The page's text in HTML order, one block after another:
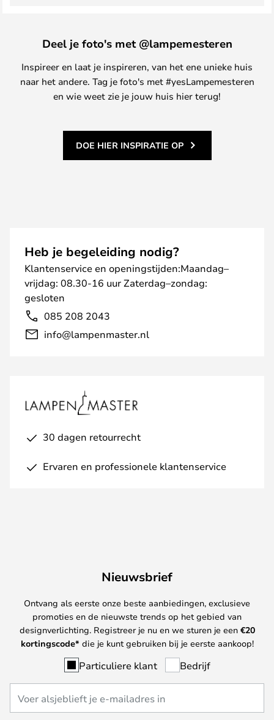
Deel je foto's met @lampemesteren
Inspireer en laat je inspireren, van het ene unieke huis
naar het andere. Tag je foto's met #yesLampemesteren
en wie weet zie je jouw huis hier terug!
DOE HIER INSPIRATIE OP
Heb je begeleiding nodig?
Klantenservice en openingstijden:Maandag–
vrijdag: 08.30-16 uur Zaterdag–zondag:
gesloten
085 208 2043
info@lampenmaster.nl
30 dagen retourrecht
Ervaren en professionele klantenservice
Nieuwsbrief
Ontvang als eerste onze beste aanbiedingen, exclusieve
promoties en de nieuwste trends op het gebied van
designverlichting. Registreer je nu en we sturen je een €20
kortingscode* die je kunt gebruiken bij je eerste aankoop!
Particuliere klant Bedrijf